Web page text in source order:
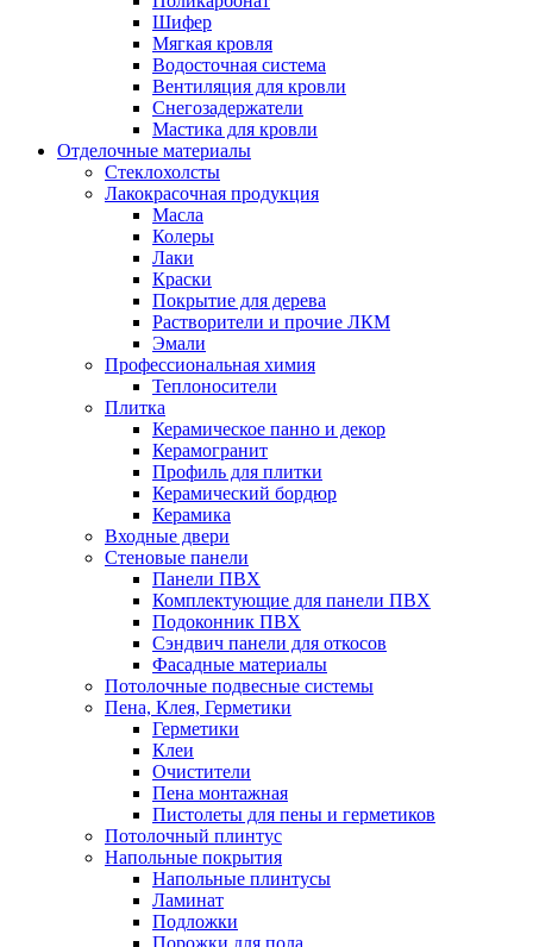
Шифер
Мягкая кровля
Водосточная система
Вентиляция для кровли
Снегозадержатели
Мастика для кровли
Отделочные материалы
Стеклохолсты
Лакокрасочная продукция
Масла
Колеры
Лаки
Краски
Покрытие для дерева
Растворители и прочие ЛКМ
Эмали
Профессиональная химия
Теплоносители
Плитка
Керамическое панно и декор
Керамогранит
Профиль для плитки
Керамический бордюр
Керамика
Входные двери
Стеновые панели
Панели ПВХ
Комплектующие для панели ПВХ
Подоконник ПВХ
Сэндвич панели для откосов
Фасадные материалы
Потолочные подвесные системы
Пена, Клея, Герметики
Герметики
Клеи
Очистители
Пена монтажная
Пистолеты для пены и герметиков
Потолочный плинтус
Напольные покрытия
Напольные плинтусы
Ламинат
Подложки
Порожки для пола